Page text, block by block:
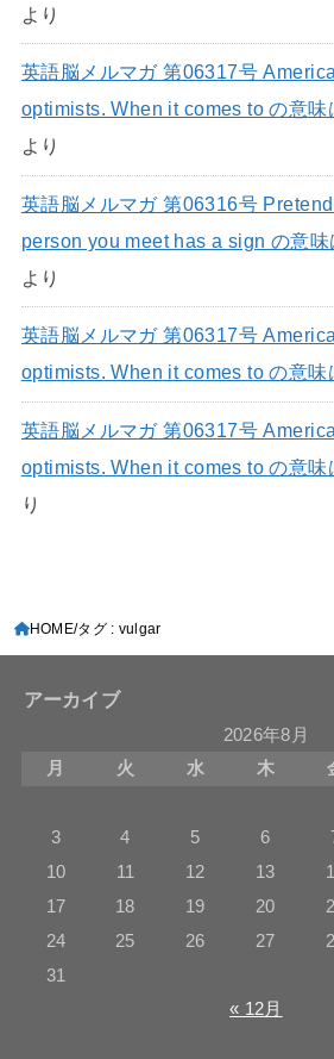
より
英語脳メルマガ 第06317号
optimists. When it comes to の意味
より
英語脳メルマガ 第06316号
person you meet has a sign の意味
より
英語脳メルマガ 第06317号
optimists. When it comes to の意味
英語脳メルマガ 第06317号
optimists. When it comes to の意味
り
HOME タグ : vulgar
アーカイブ
2026年8月
月
火 水 木
3
4 5 6
10
11 12 13
17
18 19 20
24
25 26 27
31
« 12月